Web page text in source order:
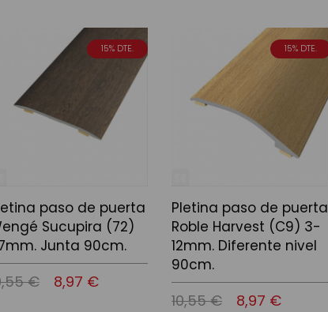
a la cistella Afegir a la cistella
15% DTE.
paso de puerta
Sucupira (72)
Junta 90cm.
€ 8,97 €
15% DTE.
Pletina paso de puerta
Roble Harvest (C9) 3-
12mm. Diferente nivel
90cm.
10,55 € 8,97 €